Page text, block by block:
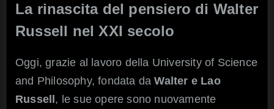
La rinascita del pensiero di Walter
Russell nel XXI secolo
Oggi, grazie al lavoro della University of Science
and Philosophy, fondata daWalter e Lao
Russell , le sue opere sono nuovamente